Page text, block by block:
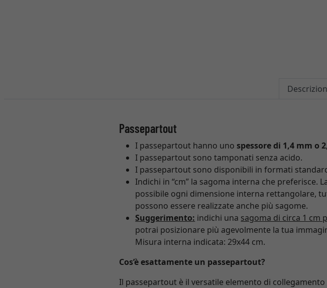
Passepartout
I passepartout hanno uno spessore di 1,4 mm o
I passepartout sono tamponati senza acido.
I passepartout sono disponibili in formati
Indichi in “cm” la sagoma interna che preferisce.
possibile ogni dimensione interna rettangolare,
possono essere realizzate anche più sagome.
Suggerimento: indichi una sagoma di circa 1 cm
potrai posizionare più agevolmente la tua
Misura interna indicata: 29x44 cm.
Cos’è esattamente un passepartout?
Il passepartout è il versatile elemento di